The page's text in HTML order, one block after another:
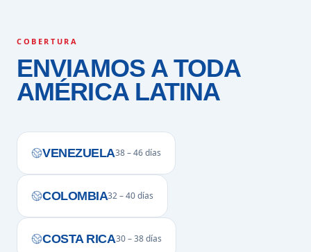
COBERTURA
ENVIAMOS A TODA
AMÉRICA LATINA
VENEZUELA38 – 46 días
COLOMBIA32 – 40 días
COSTA RICA30 – 38 días